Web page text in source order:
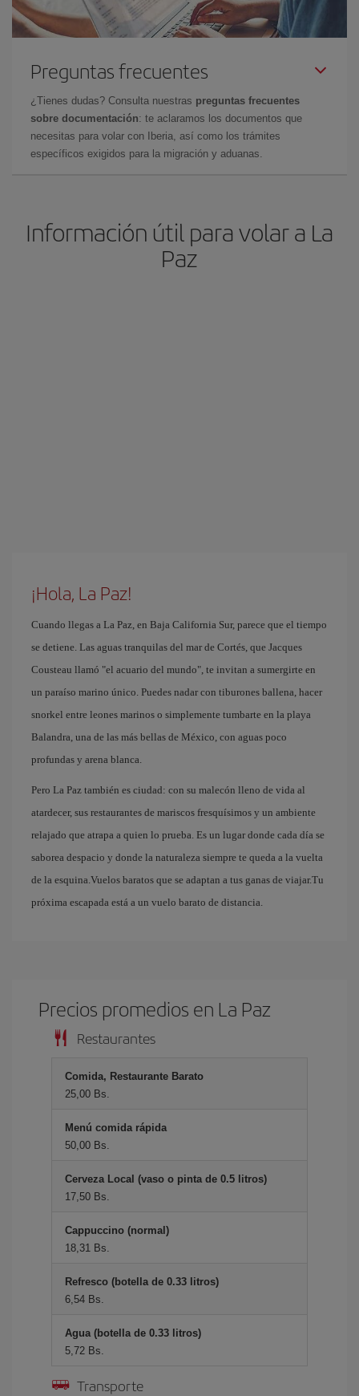
Preguntas frecuentes
¿Tienes dudas? Consulta nuestras preguntas frecuentes
sobre documentación: te aclaramos los documentos que
necesitas para volar con Iberia, así como los trámites
específicos exigidos para la migración y aduanas.
Información útil para volar a La
Paz
¡Hola, La Paz!
Cuando llegas a La Paz, en Baja California Sur, parece que el tiempo
se detiene. Las aguas tranquilas del mar de Cortés, que Jacques
Cousteau llamó "el acuario del mundo", te invitan a sumergirte en
un paraíso marino único. Puedes nadar con tiburones ballena, hacer
snorkel entre leones marinos o simplemente tumbarte en la playa
Balandra, una de las más bellas de México, con aguas poco
profundas y arena blanca.
Pero La Paz también es ciudad: con su malecón lleno de vida al
atardecer, sus restaurantes de mariscos fresquísimos y un ambiente
relajado que atrapa a quien lo prueba. Es un lugar donde cada día se
saborea despacio y donde la naturaleza siempre te queda a la vuelta
de la esquina.Vuelos baratos que se adaptan a tus ganas de viajar.Tu
próxima escapada está a un vuelo barato de distancia.
Precios promedios en La Paz
Restaurantes
Comida, Restaurante Barato
25,00 Bs.
Menú comida rápida
50,00 Bs.
Cerveza Local (vaso o pinta de 0.5 litros)
17,50 Bs.
Cappuccino (normal)
18,31 Bs.
Refresco (botella de 0.33 litros)
6,54 Bs.
Agua (botella de 0.33 litros)
5,72 Bs.
Transporte